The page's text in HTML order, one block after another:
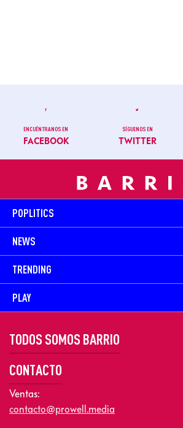
ENCUÉNTRANOS EN
FACEBOOK
SÍGUENOS EN
TWITTER
POPLITICS
NEWS
TRENDING
PLAY
TODOS SOMOS BARRIO
CONTACTO
Ventas:
contacto@prowell.media